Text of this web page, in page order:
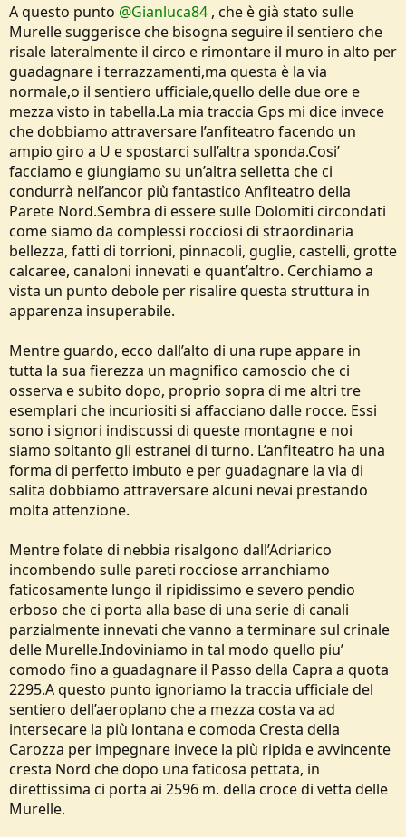
A questo punto @Gianluca84 , che è già stato sulle
Murelle suggerisce che bisogna seguire il sentiero che
risale lateralmente il circo e rimontare il muro in alto per
guadagnare i terrazzamenti,ma questa è la via
normale,o il sentiero ufficiale,quello delle due ore e
mezza visto in tabella.La mia traccia Gps mi dice invece
che dobbiamo attraversare l’anfiteatro facendo un
ampio giro a U e spostarci sull’altra sponda.Cosi’
facciamo e giungiamo su un’altra selletta che ci
condurrà nell’ancor più fantastico Anfiteatro della
Parete Nord.Sembra di essere sulle Dolomiti circondati
come siamo da complessi rocciosi di straordinaria
bellezza, fatti di torrioni, pinnacoli, guglie, castelli, grotte
calcaree, canaloni innevati e quant’altro. Cerchiamo a
vista un punto debole per risalire questa struttura in
apparenza insuperabile.
Mentre guardo, ecco dall’alto di una rupe appare in
tutta la sua fierezza un magnifico camoscio che ci
osserva e subito dopo, proprio sopra di me altri tre
esemplari che incuriositi si affacciano dalle rocce. Essi
sono i signori indiscussi di queste montagne e noi
siamo soltanto gli estranei di turno. L’anfiteatro ha una
forma di perfetto imbuto e per guadagnare la via di
salita dobbiamo attraversare alcuni nevai prestando
molta attenzione.
Mentre folate di nebbia risalgono dall’Adriarico
incombendo sulle pareti rocciose arranchiamo
faticosamente lungo il ripidissimo e severo pendio
erboso che ci porta alla base di una serie di canali
parzialmente innevati che vanno a terminare sul crinale
delle Murelle.Indoviniamo in tal modo quello piu’
comodo fino a guadagnare il Passo della Capra a quota
2295.A questo punto ignoriamo la traccia ufficiale del
sentiero dell’aeroplano che a mezza costa va ad
intersecare la più lontana e comoda Cresta della
Carozza per impegnare invece la più ripida e avvincente
cresta Nord che dopo una faticosa pettata, in
direttissima ci porta ai 2596 m. della croce di vetta delle
Murelle.